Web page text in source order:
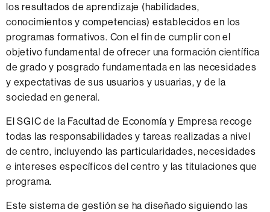
los resultados de aprendizaje (habilidades,
conocimientos y competencias) establecidos en los
programas formativos. Con el fin de cumplir con el
objetivo fundamental de ofrecer una formación científica
de grado y posgrado fundamentada en las necesidades
y expectativas de sus usuarios y usuarias, y de la
sociedad en general.
El SGIC de la Facultad de Economía y Empresa recoge
todas las responsabilidades y tareas realizadas a nivel
de centro, incluyendo las particularidades, necesidades
e intereses específicos del centro y las titulaciones que
programa.
Este sistema de gestión se ha diseñado siguiendo las